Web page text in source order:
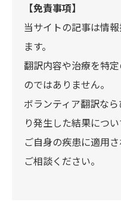
【免責事項】
当サイトの記事は情
ます。
翻訳内容や治療を特
のではありません。
ボランティア翻訳な
り発生した結果につ
ご自身の疾患に適用
ご相談ください。